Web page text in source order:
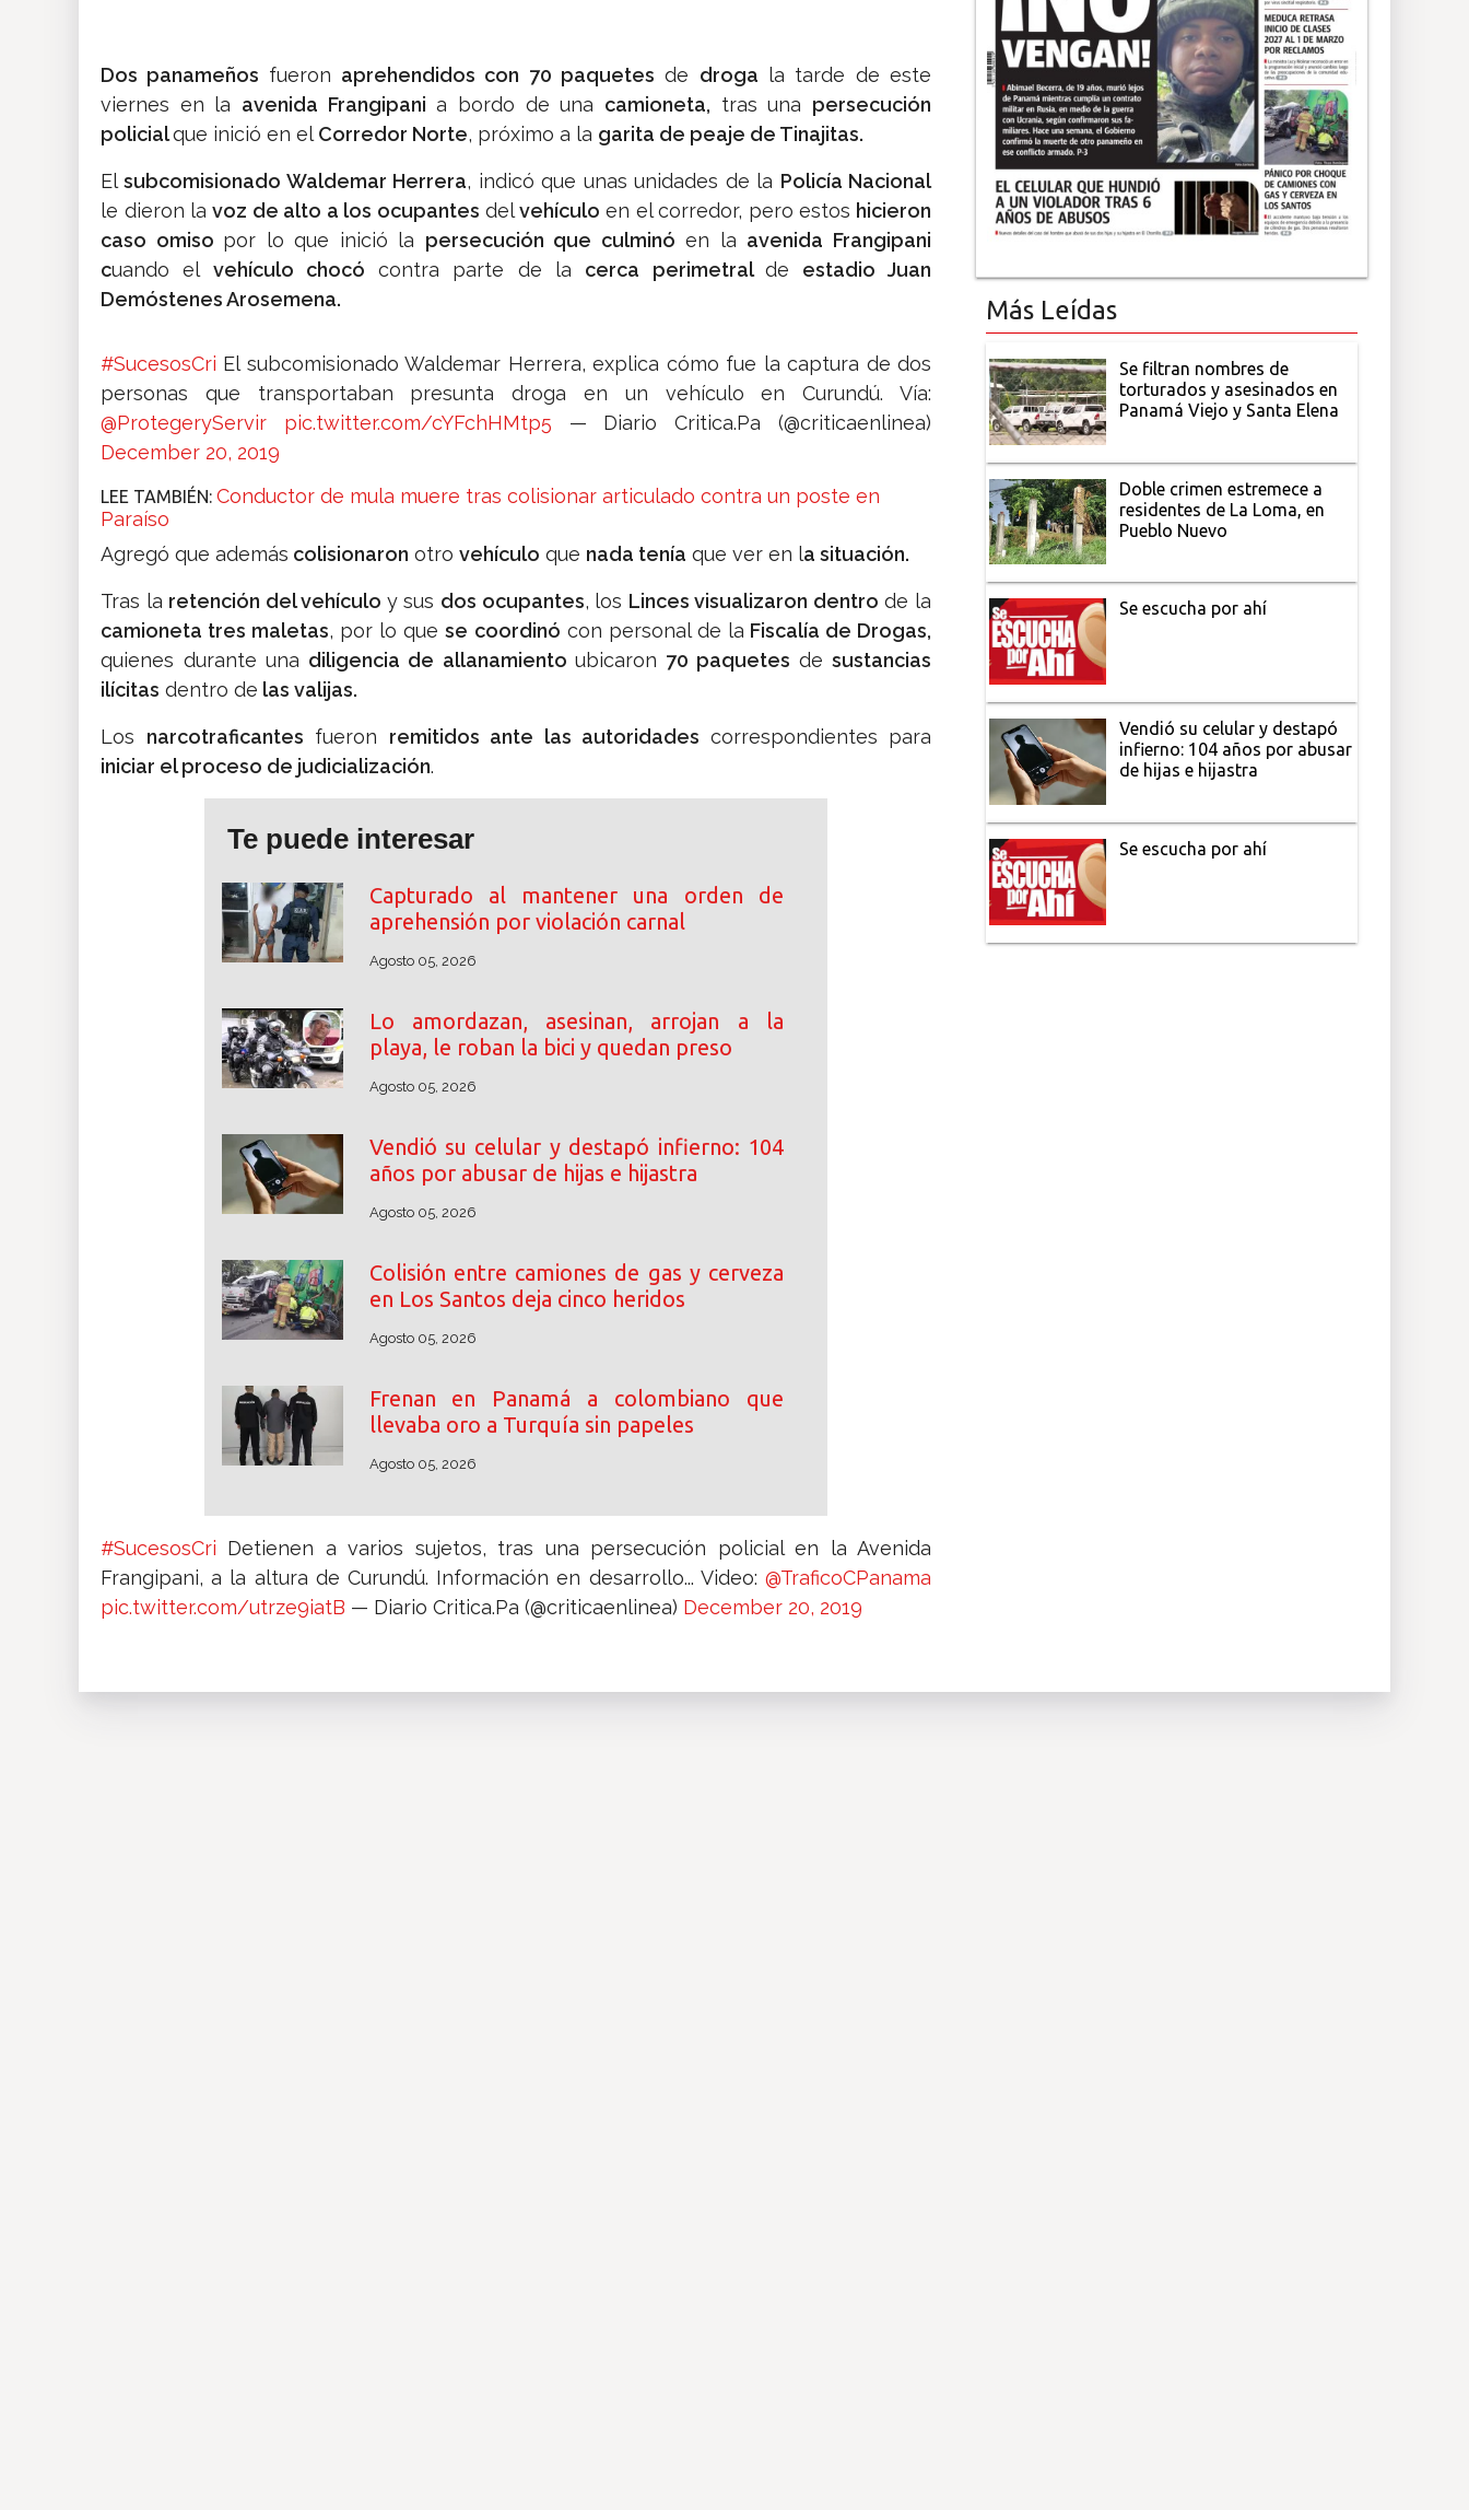
Dos panameños fueron aprehendidos con 70 paquetes de droga la tarde de este
viernes en la avenida Frangipani a bordo de una camioneta, tras una persecución
policialque inició en elCorredor Norte, próximo a la garita de peaje de Tinajitas.
Elsubcomisionado Waldemar Herrera, indicó que unas unidades de la Policía Nacional
le dieron la voz de alto a los ocupantes delvehículo en el corredor, pero estos hicieron
caso omiso por lo que inició la persecución que culminó en la avenida Frangipani
cuando el vehículo chocó contra parte de la cerca perimetralde estadio Juan
Demóstenes Arosemena.
#SucesosCri El subcomisionado Waldemar Herrera, explica cómo fue la captura de dos
personas que transportaban presunta droga en un vehículo en Curundú. Vía:
@ProtegeryServir
pic.twitter.com/cYFchHMtp5 — Diario Critica.Pa (@criticaenlinea)
December 20, 2019
LEE TAMBIÉN: Conductor de mula muere tras colisionar articulado contra un poste en
Paraíso
Agregó que además colisionaron otro vehículo que nada tenía que ver en la situación.
Tras la retención del vehículo y sus dos ocupantes, los Linces visualizaron dentro de la
camioneta tres maletas, por lo quese coordinó con personal de la Fiscalía de Drogas,
quienes durante una diligencia de allanamiento ubicaron 70 paquetes de sustancias
ilícitas dentro de las valijas.
Los narcotraficantes fueron remitidos ante las autoridades correspondientes para
iniciar el proceso de judicialización.
Te puede interesar
Capturado al mantener una orden de
aprehensión por violación carnal
Agosto 05, 2026
Lo amordazan, asesinan, arrojan a la
playa, le roban la bici y quedan preso
Agosto 05, 2026
Vendió su celular y destapó infierno: 104
años por abusar de hijas e hijastra
Agosto 05, 2026
Colisión entre camiones de gas y cerveza
en Los Santos deja cinco heridos
Agosto 05, 2026
Frenan en Panamá a colombiano que
llevaba oro a Turquía sin papeles
Agosto 05, 2026
#SucesosCri Detienen a varios sujetos, tras una persecución policial en la Avenida
Frangipani, a la altura de Curundú. Información en desarrollo... Video: @TraficoCPanama
pic.twitter.com/utrze9iatB — Diario Critica.Pa (@criticaenlinea) December 20, 2019
Más Leídas
Se filtran nombres de
torturados y asesinados en
Panamá Viejo y Santa Elena
Doble crimen estremece a
residentes de La Loma, en
Pueblo Nuevo
Se escucha por ahí
Vendió su celular y destapó
infierno: 104 años por abusar
de hijas e hijastra
Se escucha por ahí